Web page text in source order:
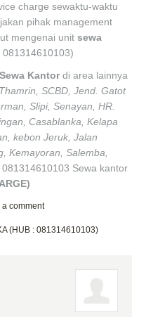
charge sewaktu-waktu
pihak management
mengenai unit sewa
081314610103)
Sewa Kantordi area lainnya
SCBD, Jend. Gatot
Slipi, Senayan, HR.
Casablanka, Kelapa
kebon Jeruk, Jalan
Kemayoran, Salemba,
Sewa kantor
a comment
(HUB : 081314610103)